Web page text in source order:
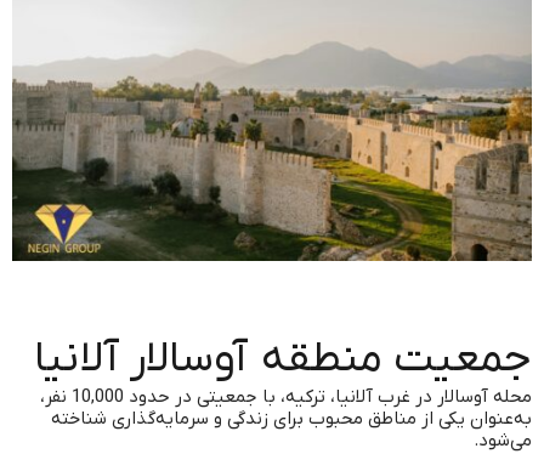
جمعیت منطقه آوسالار آلانیا
محله آوسالار در غرب آلانیا، ترکیه، با جمعیتی در حدود 10,000 نفر،
به‌عنوان یکی از مناطق محبوب برای زندگی و سرمایه‌گذاری شناخته
می‌شود.